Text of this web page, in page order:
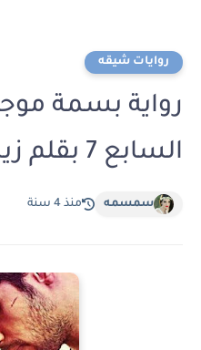
روايات شيقه
رواية بسمة
السابع 7 بقلم زينب مجدي
سمسمه منذ 4 سنة